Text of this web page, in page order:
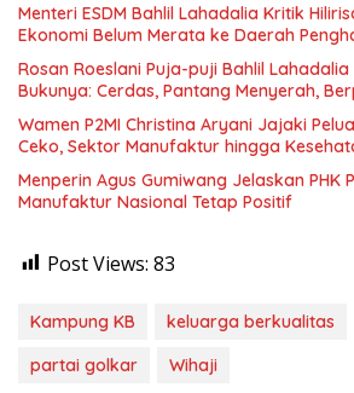
Menteri ESDM Bahlil Lahadalia Kritik
Ekonomi Belum Merata ke Daerah
Rosan Roeslani Puja-puji Bahlil Lahadalia
Bukunya: Cerdas, Pantang Menyerah,
Wamen P2MI Christina Aryani Jajaki
Ceko, Sektor Manufaktur hingga
Menperin Agus Gumiwang Jelaskan PHK
Manufaktur Nasional Tetap Positif
Post Views: 83
Kampung KB keluarga berkualitas
partai golkar
Wihaji